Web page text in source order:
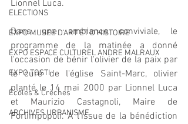
ELECTIONS
EXPO MUSEE D'ART ET D'HISTOIRE
EXPO ESPACE CULTUREL ANDRE MALRAUX
EXPO TOSTI
Écoles & Crèches
ARCHIVES URBANISME
Lionnel Luca.
Dans une ambiance conviviale, le
programme de la matinée a donné
l'occasion de bénir l'olivier de la paix par
le curé de l'église Saint-Marc, olivier
planté le 14 mai 2000 par Lionnel Luca
et Maurizio Castagnoli, Maire de
Forlimpopoli. A l'issue de la bénédiction